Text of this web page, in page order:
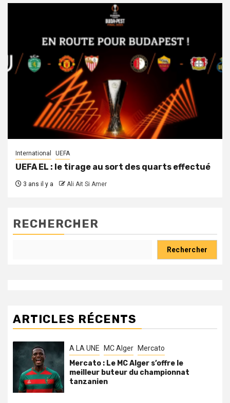
International UEFA
UEFA EL : le tirage au sort des quarts effectué
3 ans il y a Ali Ait Si Amer
RECHERCHER
Rechercher
ARTICLES RÉCENTS
A LA UNE MC Alger Mercato
Mercato : Le MC Alger s’offre le
meilleur buteur du championnat
tanzanien